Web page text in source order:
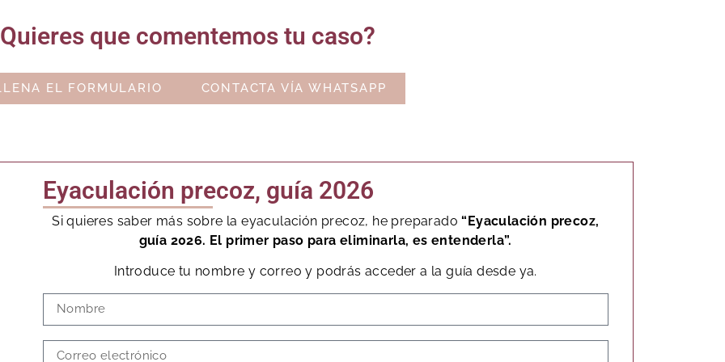
que comentemos tu caso?
EL FORMULARIO CONTACTA VÍA WHATSAPP
Eyaculación precoz, guía 2026
Si quieres saber más sobre la eyaculación precoz, he preparado“Eyaculación precoz,
guía 2026. El primer paso para eliminarla, es entenderla”.
Introduce tu nombre y correo y podrás acceder a la guía desde ya.